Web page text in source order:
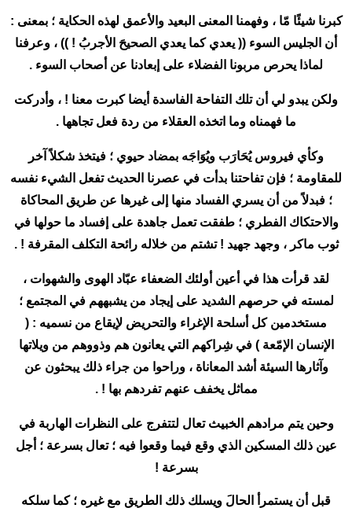
كبرنا شيئًا مّا ، وفهمنا المعنى البعيد والأعمق لهذه الحكاية ؛ بمعنى :
أن الجليس السوء (( يعدي كما يعدي الصحيحَ الأجربُ ! )) ، وعرفنا
لماذا يحرص مربونا الفضلاء على إبعادنا عن أصحاب السوء .
ولكن يبدو لي أن تلك التفاحة الفاسدة أيضا كبرت معنا ! ، وأدركت
ما فهمناه وما اتخذه العقلاء من ردة فعل تجاهها .
وكأي فيروس يُحَارَب ويُوَاجَه بمضاد حيوي ؛ فيتخذ شكلاً آخر
للمقاومة ؛ فإن تفاحتنا بدأت في عصرنا الحديث تفعل الشيء نفسه
؛ فبدلاً من أن يسري الفساد منها إلى غيرها عن طريق المحاكاة
والاحتكاك الفطري ؛ طفقت تعمل جاهدة على إفساد ما حولها في
ثوب ماكر ، وجهد جهيد ! تشتم من خلاله رائحة التكلف المقرفة ! .
لقد قرأت هذا في أعين أولئك الضعفاء عبّاد الهوى والشهوات ،
لمسته في حرصهم الشديد على إيجاد من يشبههم في المجتمع ؛
مستخدمين كل أسلحة الإغراء والتحريض لإيقاع من نسميه : (
الإنسان الإمّعة ) في شِراكهم التي يعانون هم وذووهم من ويلاتها
وآثارها السيئة أشد المعاناة ، وراحوا من جراء ذلك يبحثون عن
مماثل يخفف عنهم تفردهم بها ! .
وحين يتم مرادهم الخبيث تعال لتتفرج على النظرات الهاربة في
عين ذلك المسكين الذي وقع فيما وقعوا فيه ؛ تعال بسرعة ؛ أجل
بسرعة !
قبل أن يستمرأ الحالَ ويسلك ذلك الطريق مع غيره ؛ كما سلكه